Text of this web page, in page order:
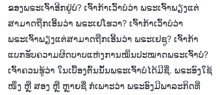
ຂອງພຣະເຈົ້າອີກຢູ່ບໍ? ເຈົ້າກ້າເວົ້າບໍວ່າ ພຣະເຈົ້າພຽງແຕ່
ສາມາດຖືກເອີ້ນວ່າ ພຣະເຢໂຮວາ? ເຈົ້າກ້າເວົ້າບໍວ່າ
ພຣະເຈົ້າພຽງແຕ່ສາມາດຖືກເອີ້ນວ່າ ພຣະເຢຊູ? ເຈົ້າກ້າ
ແບກຮັບຄວາມຜິດບາບແຫ່ງການໝິ່ນປະໝາດພຣະເຈົ້າບໍ?
ເຈົ້າຄວນຮູ້ວ່າ ໃນເບື້ອງຕົ້ນນັ້ນພຣະເຈົ້າບໍ່ໄດ້ມີຊື່. ພຣະອົງໃຊ້
ໜຶ່ງ ຫຼື ສອງ ຫຼື ຫຼາຍຊື່ ກໍເພາະວ່າ ພຣະອົງມີພາລະກິດທີ່